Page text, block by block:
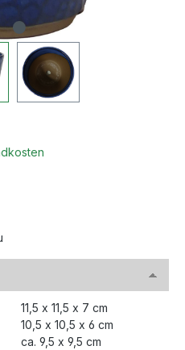
11,5 x 11,5 x 7 cm
10,5 x 10,5 x 6 cm
ca. 9,5 x 9,5 cm